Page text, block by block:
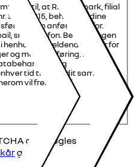
til, at RN Danmark, filial
30600215, behandler dine
som anført ovenfor.
sms, telefon. Behandlingen
henhold til gældende regler for
og markedsføring. Du kan
og
tid trække dit samtykke
vil fremgå af
og Googles
gælder.